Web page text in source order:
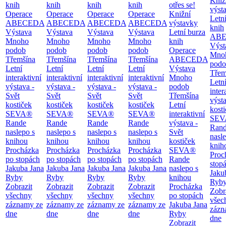
knih
Operace
ABECEDA
Výstava
Mnoho
podob
Třemšína
Letní
interaktivní
výstava -
Svět
kostiček
SEVA®
Rande
naslepo s
knihou
Procházka
po stopách
Jakuba Jana
Ryby
Zobrazit
všechny
záznamy ze
dne
knih
Operace
ABECEDA
Výstava
Mnoho
podob
Třemšína
Letní
interaktivní
výstava -
Svět
kostiček
SEVA®
Rande
naslepo s
knihou
Procházka
po stopách
Jakuba Jana
Ryby
Zobrazit
všechny
záznamy ze
dne
knih
Operace
ABECEDA
Výstava
Mnoho
podob
Třemšína
Letní
interaktivní
výstava -
Svět
kostiček
SEVA®
Rande
naslepo s
knihou
Procházka
po stopách
Jakuba Jana
Ryby
Zobrazit
všechny
záznamy ze
dne
knih
Operace
ABECEDA
Výstava
Mnoho
podob
Třemšína
Letní
interaktivní
výstava -
Svět
kostiček
SEVA®
Rande
naslepo s
knihou
Procházka
po stopách
Jakuba Jana
Ryby
Zobrazit
všechny
záznamy ze
dne
otřes se!
Knižní
výstavky
Letní burza
knih
Operace
ABECEDA
Výstava
Mnoho
podob
Třemšína
Letní
interaktivní
výstava -
Svět
kostiček
SEVA®
Rande
naslepo s
knihou
Procházka
po stopách
Jakuba Jana
Ryby
Zobrazit
knih
Letní
dne